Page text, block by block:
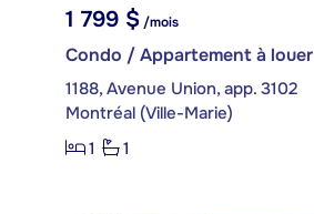
1 799 $ /mois
Condo / Appartement à louer
1188, Avenue Union, app. 3102
Montréal (Ville-Marie)
1
1